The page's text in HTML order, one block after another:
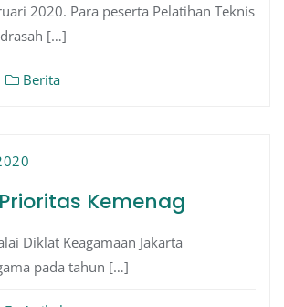
2020. Para peserta Pelatihan Teknis
[…]
Berita
Kemenag
Diklat Keagamaan Jakarta
pada tahun […]